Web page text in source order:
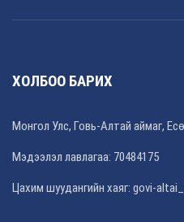
ХОЛБОО БАРИХ
Монгол Улс, Говь-Алтай аймаг,
Мэдээлэл лавлагаа: 70484175
Цахим шуудангийн хаяг: govi-